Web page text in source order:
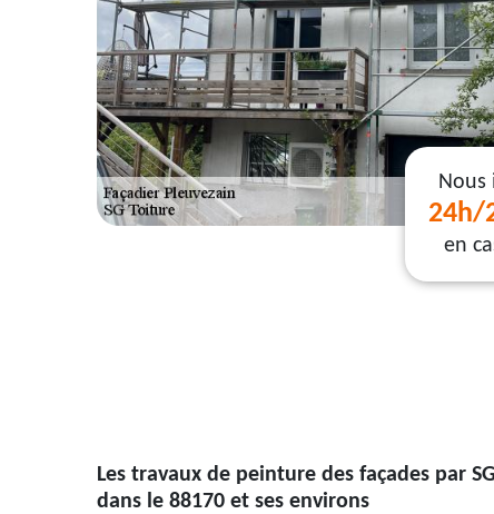
Nous
24h/
en
Les travaux de peinture des façades par
dans le 88170 et ses environs